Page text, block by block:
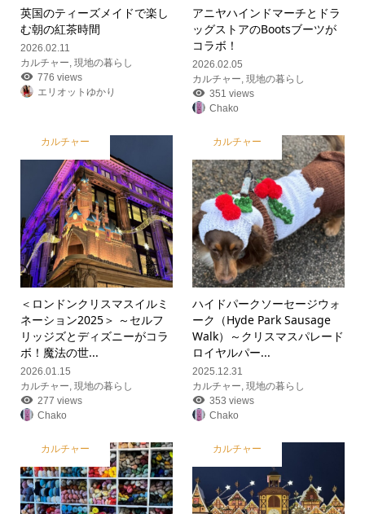
英国のティーズメイドで楽し
む朝の紅茶時間
2026.02.11
カルチャー, 現地の暮らし
776 views
エリオットゆかり
アニヤハインドマーチとドラ
ッグストアのBootsブーツが
コラボ！
2026.02.05
カルチャー,現地の暮らし
351 views
Chako
カルチャー
＜ロンドンクリスマスイルミ
ネーション2025＞ ～セルフ
リッジズとディズニーがコラ
ボ！魔法の世...
2026.01.15
カルチャー 現地の暮らし
277 views
Chako
カルチャー
ハイドパークソーセージウォ
ーク（Hyde Park Sausage
Walk）～クリスマスパレード
ロイヤルパー...
2025.12.31
カルチャー ,現地の暮らし
353 views
Chako
カルチャー カルチャー